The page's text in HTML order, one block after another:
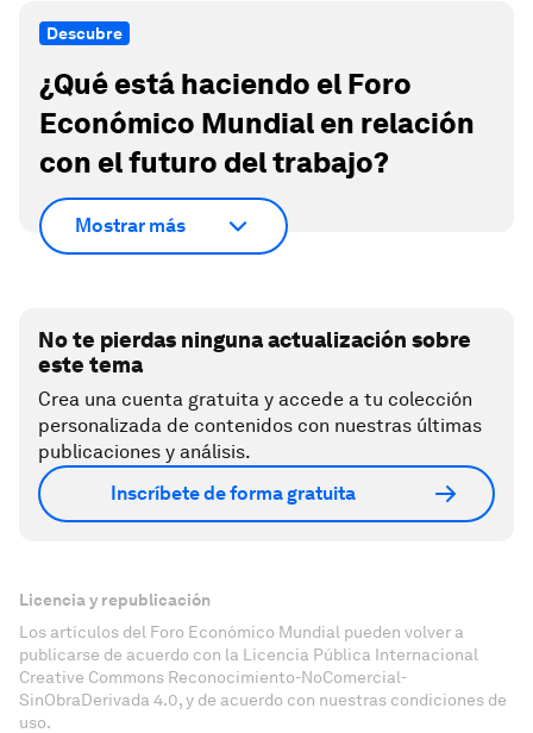
Descubre
¿Qué está haciendo el Foro
Económico Mundial en relación
con el futuro del trabajo?
Mostrar más
No te pierdas ninguna actualización sobre
este tema
Crea una cuenta gratuita y accede a tu colección
personalizada de contenidos con nuestras últimas
publicaciones y análisis.
Inscríbete de forma gratuita
Licencia y republicación
Los artículos del Foro Económico Mundial pueden volver a
publicarse de acuerdo con la Licencia Pública Internacional
Creative Commons Reconocimiento-NoComercial-
SinObraDerivada 4.0, y de acuerdo con nuestras condiciones de
uso.